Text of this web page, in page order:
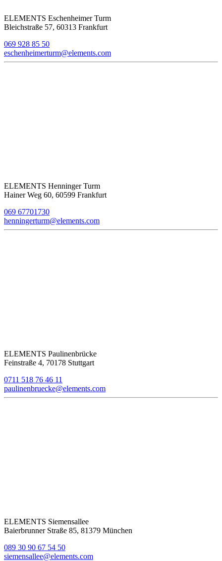
ELEMENTS Eschenheimer Turm
Bleichstraße 57, 60313 Frankfurt
069 928 85 50
eschenheimerturm@elements.com
ELEMENTS Henninger Turm
Hainer Weg 60, 60599 Frankfurt
069 67701730
henningerturm@elements.com
ELEMENTS Paulinenbrücke
Feinstraße 4, 70178 Stuttgart
0711 518 76 46 11
paulinenbruecke@elements.com
ELEMENTS Siemensallee
Baierbrunner Straße 85, 81379 München
089 30 90 67 54 50
siemensallee@elements.com